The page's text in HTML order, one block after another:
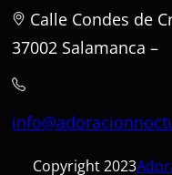
Calle Condes de
37002 Salamanca –
Copyright 2023